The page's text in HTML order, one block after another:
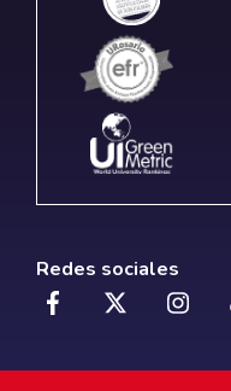
Redes sociales